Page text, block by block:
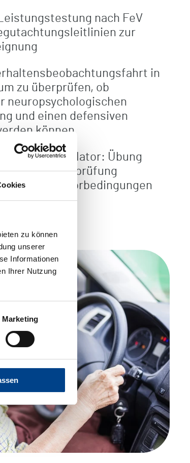
zu können
unserer
Informationen
Ihrer Nutzung
Marketing
nach FeV
zur
in
zu überprüfen, ob
neuropsychologischen
und einen defensiven
können
Fahrsimulator: Übung
oder Überprüfung
unter Laborbedingungen